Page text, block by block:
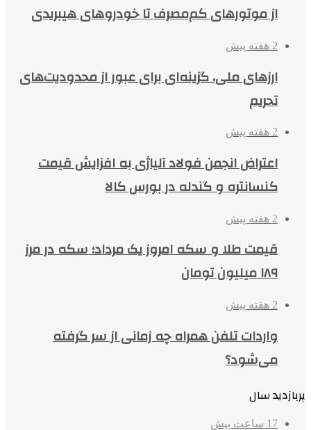
از موتورهای کم‌مصرف تا خودروهای هیبریدی
2 هفته پیش
ارزهای ملی، گزینه‌ای برای عبور از محدودیت‌های
تحریم
2 هفته پیش
اعتراض انجمن فولاد آلیاژی به افزایش قیمت
کنسانتره و گندله در بورس کالا
2 هفته پیش
قیمت طلا و سکه امروز یک مرداد؛ سکه در مرز
۱۸۹ میلیون تومان
2 هفته پیش
واردات تلفن همراه چه زمانی از سر گرفته
می‌شود؟
پربازدید سال
17 ساعت پیش